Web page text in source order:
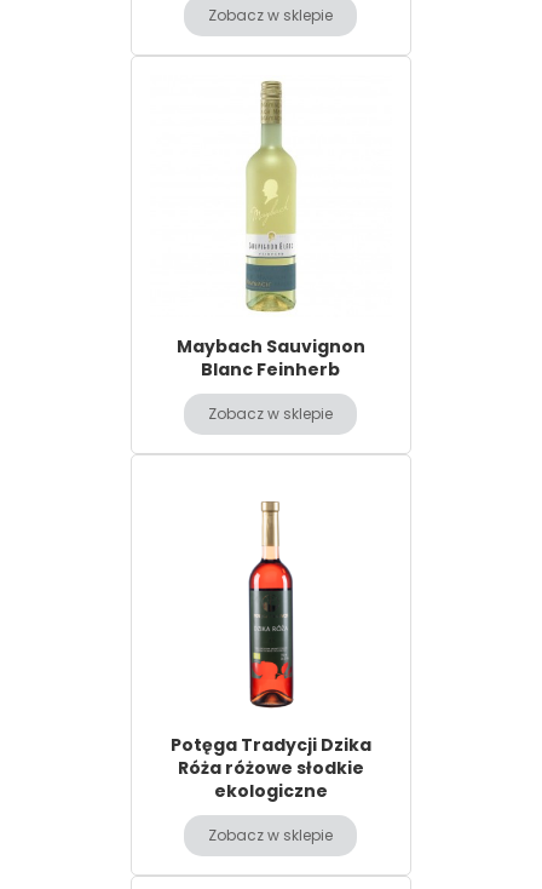
Zobacz w sklepie
Maybach Sauvignon
Blanc Feinherb
Zobacz w sklepie
Potęga Tradycji Dzika
Róża różowe słodkie
ekologiczne
Zobacz w sklepie